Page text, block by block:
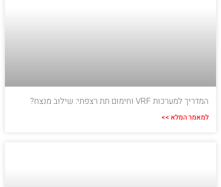
המדריך למערכות VRF וחימום תת רצפתי: שילוב מנצח?
למאמר המלא >>